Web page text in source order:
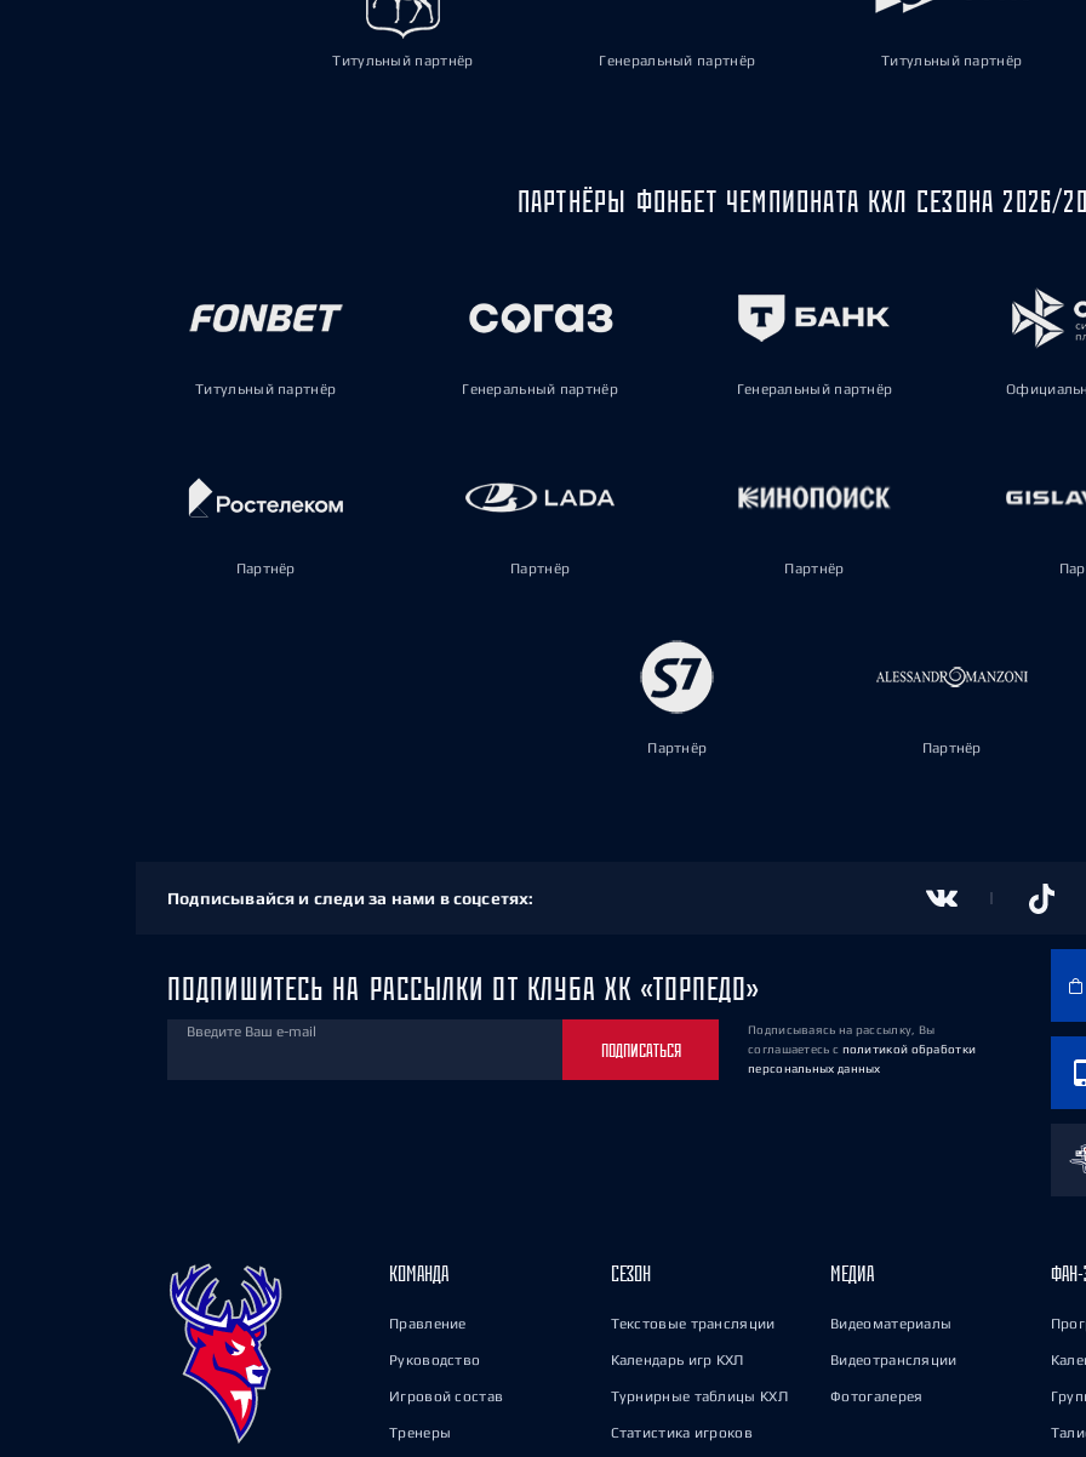
Титульный партнёр Генеральный партнёр Титульный партнёр
ПАРТНЁРЫ ФОНБЕТ ЧЕМПИОНАТА КХЛ СЕЗОНА 2026/
Титульный партнёр Генеральный партнёр Генеральный партнёр
Партнёр Партнёр Партнёр
Партнёр Партнёр
Подписывайся и следи за нами в соцсетях:
ПОДПИШИТЕСЬ НА РАССЫЛКИ ОТ КЛУБА ХК «ТОРПЕДО»
Введите Ваш e-mail
ПОДПИСАТЬСЯ
Подписываясь на рассылку, Вы
соглашаетесь с политикой обработки
персональных данных
КОМАНДА
Правление
Руководство
Игровой состав
Тренеры
СЕЗОН
Текстовые трансляции
Календарь игр КХЛ
Турнирные таблицы КХЛ
Статистика игроков
МЕДИА
Видеоматериалы
Видеотрансляции
Фотогалерея
ФАН-